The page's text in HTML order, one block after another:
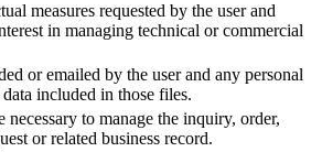
measures requested by the user and
in managing technical or commercial
or emailed by the user and any personal
data included in those files.
necessary to manage the inquiry, order,
or related business record.